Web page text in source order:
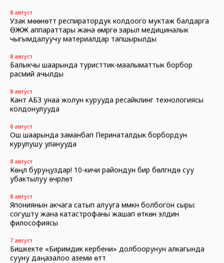
8 август
Узак мөөнөттүү респиратордук колдоого муктаж балдарга
ӨЖЖ аппараттары жана өмүргө зарыл медициналык
чыгымдалуучу материалдар тапшырылды
8 август
Балыкчы шаарында туристтик-маалыматтык борбор
расмий ачылды
8 август
Кант АБЗ унаа жолун курууда ресайклинг технологиясы
колдонулууда
8 август
Ош шаарында заманбап Перинаталдык борбордун
курулушу уланууда
8 август
Көңүл буруңуздар! 10-кичи райондун бир бөлүгүндө суу
убактылуу өчүрүлөт
8 август
Япониянын акчага сатып алууга мүмкүн болбогон сыры:
согушту жана катастрофаны жашап өткөн элдин
философиясы
7 август
Бишкекте «Биримдик кербени» долбоорунун алкагында
сууну даңазалоо аземи өттү